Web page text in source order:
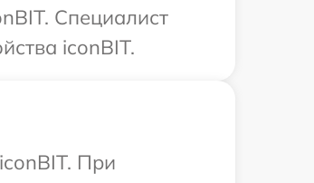
Специалист
iconBIT.
При